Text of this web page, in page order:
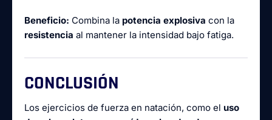
Beneficio: Combina la potencia explosiva con la
resistencia al mantener la intensidad bajo fatiga.
CONCLUSIÓN
Los ejercicios de fuerza en natación, como el uso